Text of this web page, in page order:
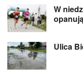
W
Ulica